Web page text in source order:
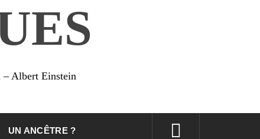
– Albert Einstein
UN ANCÊTRE ?